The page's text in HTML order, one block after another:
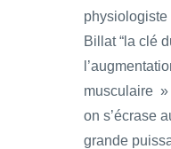
Billat “la clé
musculaire »
on s’écrase
grande